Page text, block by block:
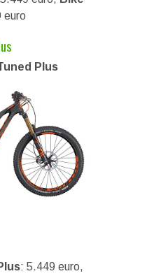
euro
Plus
: 5.449 euro,